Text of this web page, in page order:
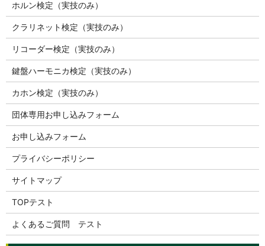
ホルン検定（実技のみ）
クラリネット検定（実技のみ）
リコーダー検定（実技のみ）
鍵盤ハーモニカ検定（実技のみ）
カホン検定（実技のみ）
団体専用お申し込みフォーム
お申し込みフォーム
プライバシーポリシー
サイトマップ
TOPテスト
よくあるご質問 テスト